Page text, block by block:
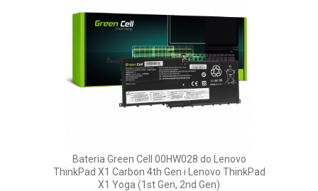
Bateria Green Cell 00HW028 do Lenovo
ThinkPad X1 Carbon 4th Gen i Lenovo ThinkPad
X1 Yoga (1st Gen, 2nd Gen)